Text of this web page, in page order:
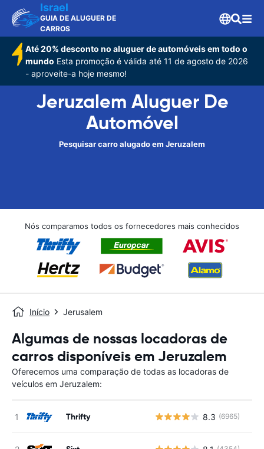
Israel
GUIA DE ALUGUER DE
CARROS
Até 20% desconto no aluguer de automóveis em todo o
mundo Esta promoção é válida até 11 de agosto de 2026
- aproveite-a hoje mesmo!
Jeruzalem Aluguer De
Automóvel
Pesquisar carro alugado em Jeruzalem
Nós comparamos todos os fornecedores mais conhecidos
Início Jerusalem
Algumas de nossas locadoras de
carros disponíveis em Jeruzalem
Oferecemos uma comparação de todas as locadoras de
veículos em Jeruzalem:
Thrifty 8.3 (6965)